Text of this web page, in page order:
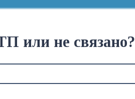
или не связано?